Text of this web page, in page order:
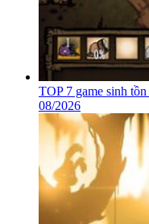
TOP 7 game sinh
08/2026